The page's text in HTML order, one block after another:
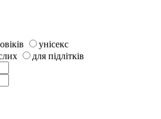
унісекс
для підлітків